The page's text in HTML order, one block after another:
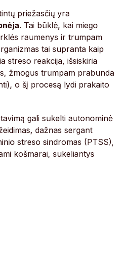
priežasčių yra
. Tai būklė, kai miego
raumenys ir trumpam
tai supranta kaip
streso reakcija, išsiskiria
žmogus trumpam prabunda
o šį procesą lydi prakaito
gali sukelti autonominė
dažnas sergant
streso sindromas (PTSS),
košmarai, sukeliantys